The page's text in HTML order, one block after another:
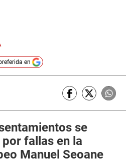
en
se
fallas en la
Manuel Seoane